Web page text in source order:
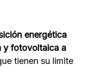
energética
y fotovoltaica a
tienen su limite